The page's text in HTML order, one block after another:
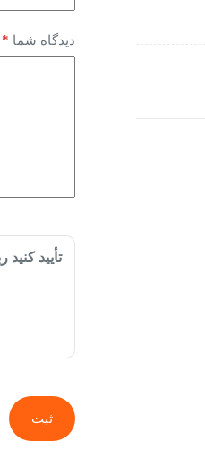
دیدگاه شما *
تأیید کنید
ثبت